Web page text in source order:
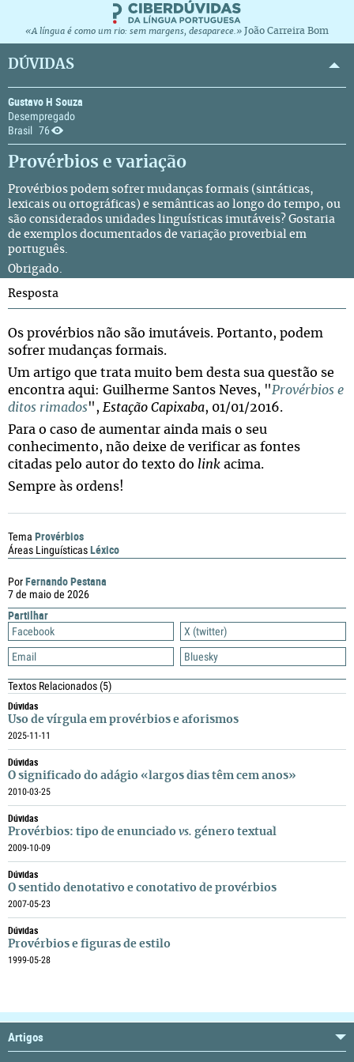
«A língua é como um rio: sem margens, desaparece.» João Carreira Bom
DÚVIDAS
Gustavo H Souza
Desempregado
Brasil 76
Provérbios e variação
Provérbios podem sofrer mudanças formais (sintáticas,
lexicais ou ortográficas) e semânticas ao longo do tempo, ou
são considerados unidades linguísticas imutáveis? Gostaria
de exemplos documentados de variação proverbial em
português.
Obrigado.
PorFernando Pestana
7 de maio de 2026
Partilhar
Facebook
X (twitter)
Email
Bluesky
Textos Relacionados(5)
Dúvidas
Uso de vírgula em provérbios e aforismos
2025-11-11
Dúvidas
O significado do adágio «largos dias têm cem anos»
2010-03-25
Dúvidas
Provérbios: tipo de enunciado vs. género textual
2009-10-09
Dúvidas
O sentido denotativo e conotativo de provérbios
2007-05-23
Dúvidas
Provérbios e figuras de estilo
1999-05-28
Resposta
Os provérbios não são imutáveis. Portanto, podem
sofrer mudanças formais.
Um artigo que trata muito bem desta sua questão se
encontra aqui: Guilherme Santos Neves, "Provérbios e
ditos rimados", Estação Capixaba, 01/01/2016.
Para o caso de aumentar ainda mais o seu
conhecimento, não deixe de verificar as fontes
citadas pelo autor do texto do link acima.
Sempre às ordens!
Tema Provérbios
Áreas LinguísticasLéxico
Artigos